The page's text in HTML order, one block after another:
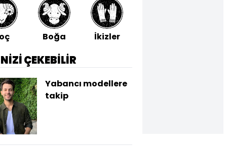
Boğa İkizler
ÇEKEBİLİR
Yabancı modellere
takip